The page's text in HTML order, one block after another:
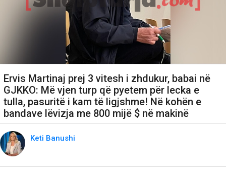
Ervis Martinaj prej 3 vitesh i zhdukur, babai në
GJKKO: Më vjen turp që pyetem për lecka e
tulla, pasuritë i kam të ligjshme! Në kohën e
bandave lëvizja me 800 mijë $ në makinë
Keti Banushi